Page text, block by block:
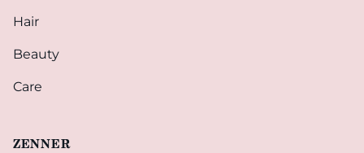
Hair
Beauty
Care
ZENNER